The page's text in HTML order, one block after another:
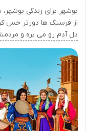
بوشهر برای زندگی
از فرسنگ ها دورتر حس
دل آدم رو می بره و